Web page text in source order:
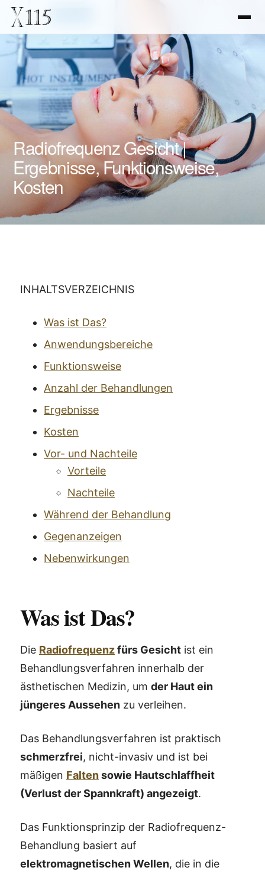
Radiofrequenz Gesicht |
Ergebnisse, Funktionsweise,
Kosten
INHALTSVERZEICHNIS
Was ist Das?
Anwendungsbereiche
Funktionsweise
Anzahl der Behandlungen
Ergebnisse
Kosten
Vor- und Nachteile
Vorteile
Nachteile
Während der Behandlung
Gegenanzeigen
Nebenwirkungen
Was ist Das?
Die Radiofrequenzfürs Gesicht ist ein
Behandlungsverfahren innerhalb der
ästhetischen Medizin, um der Haut ein
jüngeres Aussehen zu verleihen.
Das Behandlungsverfahren ist praktisch
schmerzfrei, nicht-invasiv und ist bei
mäßigen Faltensowie Hautschlaffheit
(Verlust der Spannkraft) angezeigt.
Das Funktionsprinzip der Radiofrequenz-
Behandlung basiert auf
elektromagnetischen Wellen, die in die